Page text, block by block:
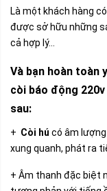
Là một khách hàng
được sở hữu những
cả hợp lý…
Và bạn hoàn toàn
còi báo động
sau:
+ Còi hú có âm
xung quanh, phát ra
+ Âm thanh đặc biệt